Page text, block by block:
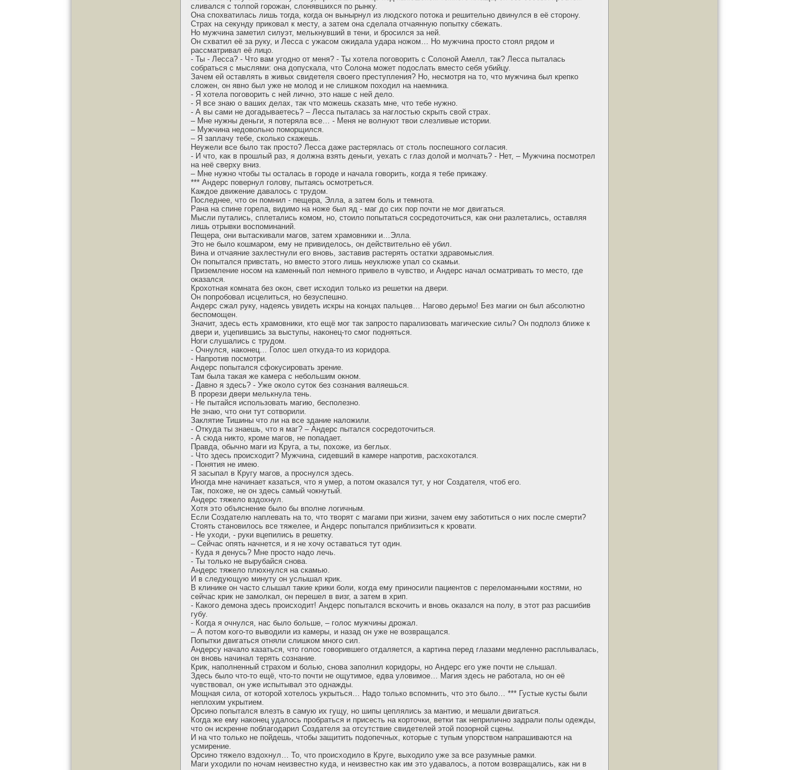
сливался с толпой горожан, слонявшихся по рынку.
Она спохватилась лишь тогда, когда он вынырнул из людского потока и решительно двинулся в её сторону.
Страх на секунду приковал к месту, а затем она сделала отчаянную попытку сбежать.
Но мужчина заметил силуэт, мелькнувший в тени, и бросился за ней.
Он схватил её за руку, и Лесса с ужасом ожидала удара ножом… Но мужчина просто стоял рядом и
рассматривал её лицо.
- Ты - Лесса? - Что вам угодно от меня? - Ты хотела поговорить с Солоной Амелл, так? Лесса пыталась
собраться с мыслями: она допускала, что Солона может подослать вместо себя убийцу.
Зачем ей оставлять в живых свидетеля своего преступления? Но, несмотря на то, что мужчина был крепко
сложен, он явно был уже не молод и не слишком походил на наемника.
- Я хотела поговорить с ней лично, это наше с ней дело.
- Я все знаю о ваших делах, так что можешь сказать мне, что тебе нужно.
- А вы сами не догадываетесь? – Лесса пыталась за наглостью скрыть свой страх.
– Мне нужны деньги, я потеряла все… - Меня не волнуют твои слезливые истории.
– Мужчина недовольно поморщился.
– Я заплачу тебе, сколько скажешь.
Неужели все было так просто? Лесса даже растерялась от столь поспешного согласия.
- И что, как в прошлый раз, я должна взять деньги, уехать с глаз долой и молчать? - Нет, – Мужчина посмотрел
на неё сверху вниз.
– Мне нужно чтобы ты осталась в городе и начала говорить, когда я тебе прикажу.
*** Андерс повернул голову, пытаясь осмотреться.
Каждое движение давалось с трудом.
Последнее, что он помнил - пещера, Элла, а затем боль и темнота.
Рана на спине горела, видимо на ноже был яд - маг до сих пор почти не мог двигаться.
Мысли путались, сплетались комом, но, стоило попытаться сосредоточиться, как они разлетались, оставляя
лишь отрывки воспоминаний.
Пещера, они вытаскивали магов, затем храмовники и…Элла.
Это не было кошмаром, ему не привиделось, он действительно её убил.
Вина и отчаяние захлестнули его вновь, заставив растерять остатки здравомыслия.
Он попытался привстать, но вместо этого лишь неуклюже упал со скамьи.
Приземление носом на каменный пол немного привело в чувство, и Андерс начал осматривать то место, где
оказался.
Крохотная комната без окон, свет исходил только из решетки на двери.
Он попробовал исцелиться, но безуспешно.
Андерс сжал руку, надеясь увидеть искры на концах пальцев… Нагово дерьмо! Без магии он был абсолютно
беспомощен.
Значит, здесь есть храмовники, кто ещё мог так запросто парализовать магические силы? Он подполз ближе к
двери и, уцепившись за выступы, наконец-то смог подняться.
Ноги слушались с трудом.
- Очнулся, наконец… Голос шел откуда-то из коридора.
- Напротив посмотри.
Андерс попытался сфокусировать зрение.
Там была такая же камера с небольшим окном.
- Давно я здесь? - Уже около суток без сознания валяешься.
В прорези двери мелькнула тень.
- Не пытайся использовать магию, бесполезно.
Не знаю, что они тут сотворили.
Заклятие Тишины что ли на все здание наложили.
- Откуда ты знаешь, что я маг? – Андерс пытался сосредоточиться.
- А сюда никто, кроме магов, не попадает.
Правда, обычно маги из Круга, а ты, похоже, из беглых.
- Что здесь происходит? Мужчина, сидевший в камере напротив, расхохотался.
- Понятия не имею.
Я засыпал в Кругу магов, а проснулся здесь.
Иногда мне начинает казаться, что я умер, а потом оказался тут, у ног Создателя, чтоб его.
Так, похоже, не он здесь самый чокнутый.
Андерс тяжело вздохнул.
Хотя это объяснение было бы вполне логичным.
Если Создателю наплевать на то, что творят с магами при жизни, зачем ему заботиться о них после смерти?
Стоять становилось все тяжелее, и Андерс попытался приблизиться к кровати.
- Не уходи, - руки вцепились в решетку.
– Сейчас опять начнется, и я не хочу оставаться тут один.
- Куда я денусь? Мне просто надо лечь.
- Ты только не вырубайся снова.
Андерс тяжело плюхнулся на скамью.
И в следующую минуту он услышал крик.
В клинике он часто слышал такие крики боли, когда ему приносили пациентов с переломанными костями, но
сейчас крик не замолкал, он перешел в визг, а затем в хрип.
- Какого демона здесь происходит! Андерс попытался вскочить и вновь оказался на полу, в этот раз расшибив
губу.
- Когда я очнулся, нас было больше, – голос мужчины дрожал.
– А потом кого-то выводили из камеры, и назад он уже не возвращался.
Попытки двигаться отняли слишком много сил.
Андерсу начало казаться, что голос говорившего отдаляется, а картина перед глазами медленно расплывалась,
он вновь начинал терять сознание.
Крик, наполненный страхом и болью, снова заполнил коридоры, но Андерс его уже почти не слышал.
Здесь было что-то ещё, что-то почти не ощутимое, едва уловимое… Магия здесь не работала, но он её
чувствовал, он уже испытывал это однажды.
Мощная сила, от которой хотелось укрыться… Надо только вспомнить, что это было… *** Густые кусты были
неплохим укрытием.
Орсино попытался влезть в самую их гущу, но шипы цеплялись за мантию, и мешали двигаться.
Когда же ему наконец удалось пробраться и присесть на корточки, ветки так неприлично задрали полы одежды,
что он искренне поблагодарил Создателя за отсутствие свидетелей этой позорной сцены.
И на что только не пойдешь, чтобы защитить подопечных, которые с тупым упорством напрашиваются на
усмирение.
Орсино тяжело вздохнул… То, что происходило в Круге, выходило уже за все разумные рамки.
Маги уходили по ночам неизвестно куда, и неизвестно как им это удавалось, а потом возвращались, как ни в